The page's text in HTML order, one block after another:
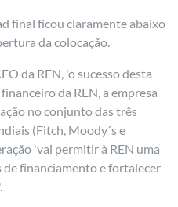
final ficou claramente abaixo
da colocação.
da REN, 'o sucesso desta
da REN, a empresa
no conjunto das três
(Fitch, Moody´s e
'vai permitir à REN uma
financiamento e fortalecer